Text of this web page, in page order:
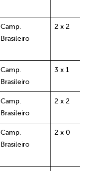
Camp.
Brasileiro
2 x 2
Camp.
Brasileiro
3 x 1
Camp.
Brasileiro
2 x 2
Camp.
Brasileiro
2 x 0